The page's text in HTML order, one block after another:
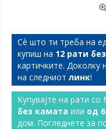
Сѐ што ти треба на
купиш на 12 рати
картичките. Доколку
на следниот линк!
Купувајте на рати
без камата или од
дом. Погледнете за